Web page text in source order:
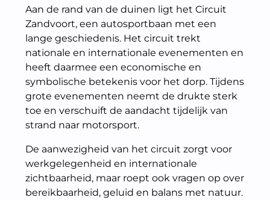
Aan de rand van de duinen ligt het Circuit
Zandvoort, een autosportbaan met een
lange geschiedenis. Het circuit trekt
nationale en internationale evenementen en
heeft daarmee een economische en
symbolische betekenis voor het dorp. Tijdens
grote evenementen neemt de drukte sterk
toe en verschuift de aandacht tijdelijk van
strand naar motorsport.
De aanwezigheid van het circuit zorgt voor
werkgelegenheid en internationale
zichtbaarheid, maar roept ook vragen op over
bereikbaarheid, geluid en balans met natuur.